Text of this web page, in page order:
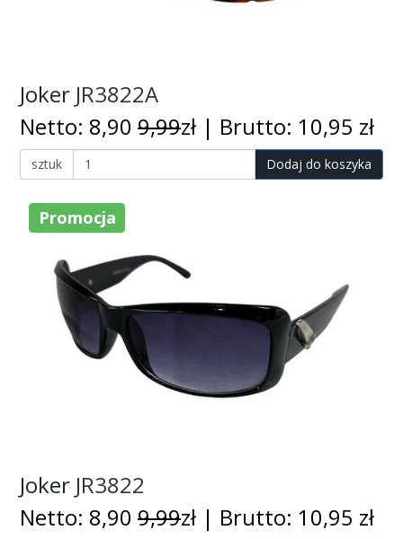
Joker JR3822A
Netto: 8,90 9,99zł | Brutto: 10,95 zł
sztuk Dodaj do koszyka
Joker JR3822
Netto: 8,90 9,99zł | Brutto: 10,95 zł
Promocja